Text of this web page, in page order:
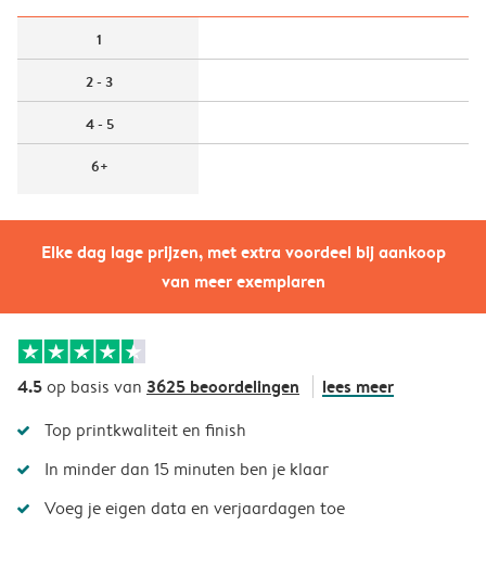
Elke dag lage prijzen, met extra voordeel bij aankoop
van meer exemplaren
1
2 - 3
4 - 5
6+
4.5op basis van 3625 beoordelingen lees meer
Top printkwaliteit en finish
In minder dan 15 minuten ben je klaar
Voeg je eigen data en verjaardagen toe